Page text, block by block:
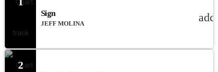
Sign
JEFF MOLINA
2